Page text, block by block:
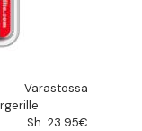
Varastossa
Sh. 23.95€